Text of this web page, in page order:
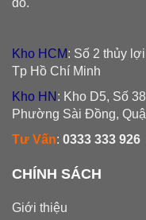
Kho HCM: Số 2 thủy
Tp Hồ Chí Minh
Kho HN : Kho D5, Số
Phường Sài Đồng,
Tư Vấn: 0333 333 926
CHÍNH SÁCH
Giới thiệu